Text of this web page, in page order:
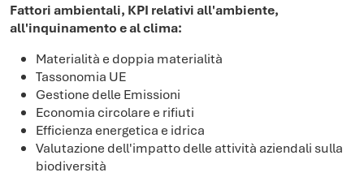
Fattori ambientali, KPI relativi all'ambiente,
all'inquinamento e al clima:
Materialità e doppia materialità
Tassonomia UE
Gestione delle Emissioni
Economia circolare e rifiuti
Efficienza energetica e idrica
Valutazione dell'impatto delle attività aziendali sulla
biodiversità